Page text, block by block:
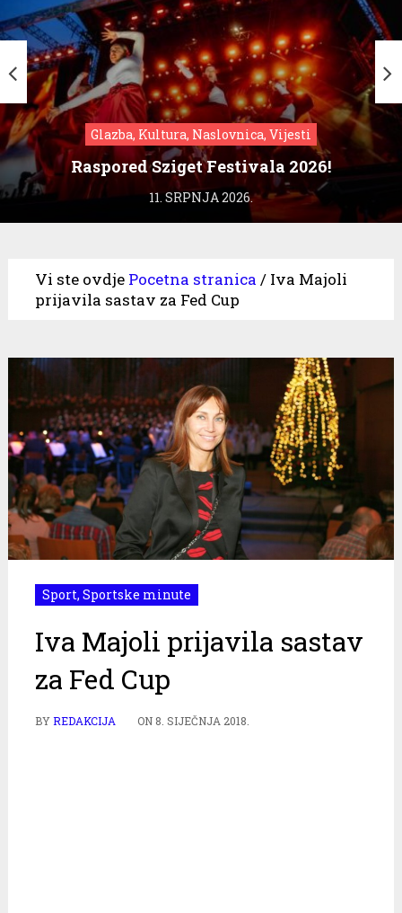
Glazba, Kultura, Naslovnica, Vijesti
Raspored Sziget Festivala 2026!
11. SRPNJA 2026.
Vi ste ovdje Pocetna stranica / Iva Majoli
prijavila sastav za Fed Cup
Sport, Sportske minute
Iva Majoli prijavila sastav
za Fed Cup
BYREDAKCIJA ON 8. SIJEČNJA 2018.